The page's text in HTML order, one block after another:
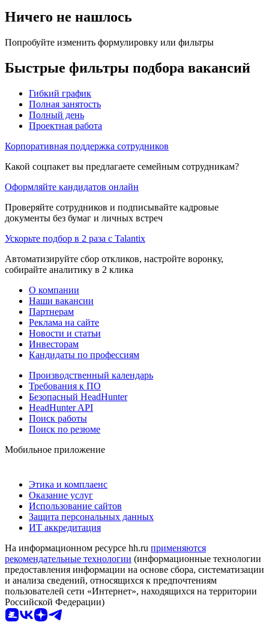
Ничего не нашлось
Попробуйте изменить формулировку или фильтры
Быстрые фильтры подбора вакансий
Гибкий график
Полная занятость
Полный день
Проектная работа
Корпоративная поддержка сотрудников
Какой соцпакет вы предлагаете семейным сотрудникам?
Оформляйте кандидатов онлайн
Проверяйте сотрудников и подписывайте кадровые
документы без бумаг и личных встреч
Ускорьте подбор в 2 раза с Talantix
Автоматизируйте сбор откликов, настройте воронку,
собирайте аналитику в 2 клика
О компании
Наши вакансии
Партнерам
Реклама на сайте
Новости и статьи
Инвесторам
Кандидаты по профессиям
Производственный календарь
Требования к ПО
Безопасный HeadHunter
HeadHunter API
Поиск работы
Поиск по резюме
Мобильное приложение
Этика и комплаенс
Оказание услуг
Использование сайтов
Защита персональных данных
ИТ аккредитация
На информационном ресурсе hh.ru применяются
рекомендательные технологии (информационные технологии
предоставления информации на основе сбора, систематизации
и анализа сведений, относящихся к предпочтениям
пользователей сети «Интернет», находящихся на территории
Российской Федерации)